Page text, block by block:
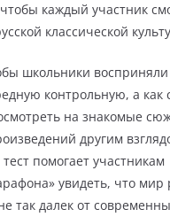
каждый участник
классической
школьники восприняли
контрольную, а как
на знакомые
другим
помогает участникам
увидеть, что мир
так далек от